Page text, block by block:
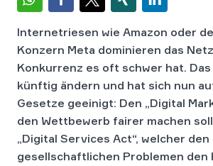
Internetriesen wie Amazon oder
Konzern Meta dominieren das
Konkurrenz es oft schwer hat. Das
künftig ändern und hat sich nun
Gesetze geeinigt: Den „Digital
den Wettbewerb fairer machen
„Digital Services Act“, welcher den
gesellschaftlichen Problemen den